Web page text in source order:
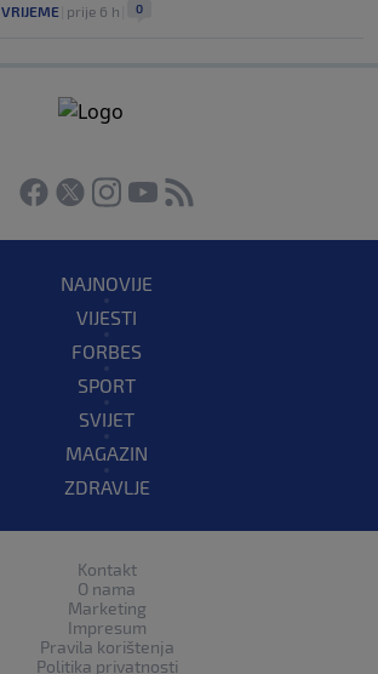
VRIJEME prije 6 h 0
NAJNOVIJE
VIJESTI
FORBES
SPORT
SVIJET
MAGAZIN
ZDRAVLJE
Kontakt
O nama
Marketing
Impresum
Pravila korištenja
Politika privatnosti